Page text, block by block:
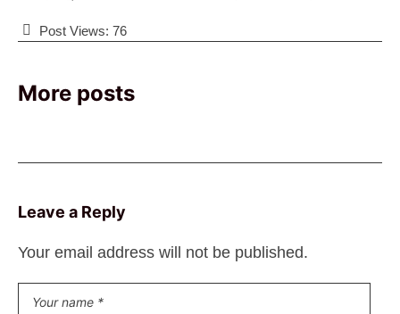
Post Views: 76
More posts
Leave a Reply
Your email address will not be published.